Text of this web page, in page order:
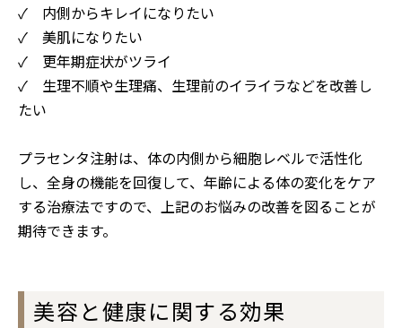
✓ 内側からキレイになりたい
✓ 美肌になりたい
✓ 更年期症状がツライ
✓ 生理不順や生理痛、生理前のイライラなどを改善し
たい
プラセンタ注射は、体の内側から細胞レベルで活性化
し、全身の機能を回復して、年齢による体の変化をケア
する治療法ですので、上記のお悩みの改善を図ることが
期待できます。
美容と健康に関する効果